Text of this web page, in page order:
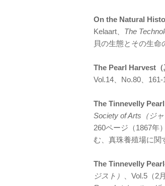
On the Natural
Kelaart、 The
貝の生態とその生命
The Pearl Harvest（
Vol.14、No.80、
The Tinnevelly
Society of Arts（ジ
260ページ（1867年
む、真珠養殖場に関
The Tinnevelly
ジスト）
、Vol.5（